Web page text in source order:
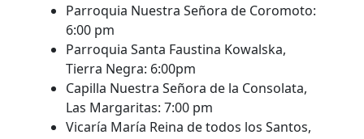
Parroquia Nuestra Señora de Coromoto:
6:00 pm
Parroquia Santa Faustina Kowalska,
Tierra Negra: 6:00pm
Capilla Nuestra Señora de la Consolata,
Las Margaritas: 7:00 pm
Vicaría María Reina de todos los Santos,